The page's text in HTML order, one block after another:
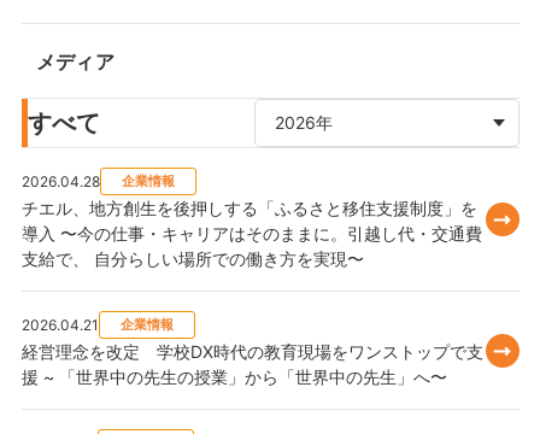
メディア
すべて
2026.04.28 企業情報
チエル、地方創生を後押しする「ふるさと移住支援制度」を
導入 〜今の仕事・キャリアはそのままに。引越し代・交通費
支給で、 自分らしい場所での働き方を実現〜
2026.04.21 企業情報
経営理念を改定 学校DX時代の教育現場をワンストップで支
援 ~ 「世界中の先生の授業」から「世界中の先生」へ〜